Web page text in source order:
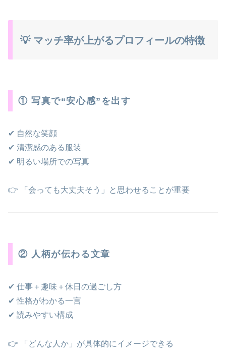
💡 マッチ率が上がるプロフィールの特徴
① 写真で“安心感”を出す
✔ 自然な笑顔
✔ 清潔感のある服装
✔ 明るい場所での写真
👉 「会っても大丈夫そう」と思わせることが重要
② 人柄が伝わる文章
✔ 仕事＋趣味＋休日の過ごし方
✔ 性格がわかる一言
✔ 読みやすい構成
👉 「どんな人か」が具体的にイメージできる